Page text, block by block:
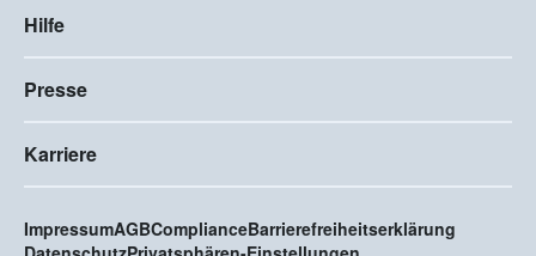
Hilfe
Presse
Karriere
ImpressumAGBComplianceBarrierefreiheitserklärung